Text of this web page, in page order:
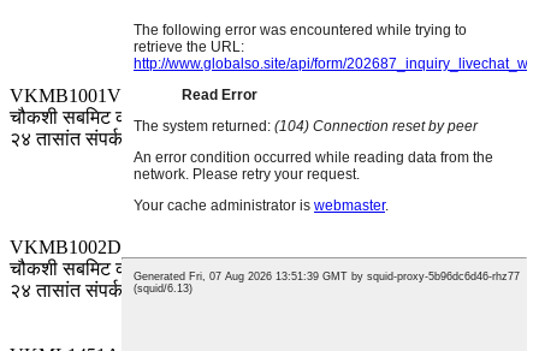
VKMB1001V100MVTM साठी
चौकशी सबमिट करा, आम्ही तुमच्याशी
२४ तासांत संपर्क करू.
-५५~१०५
VKMB1002D2R2MVTM साठी
चौकशी सबमिट करा, आम्ही तुमच्याशी
२४ तासांत संपर्क करू.
-४०~१०५ २००